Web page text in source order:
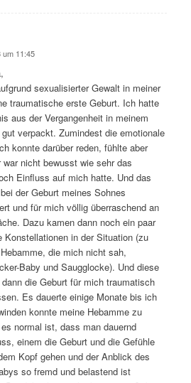
um 11:45
sexualisierter Gewalt in meiner
traumatische erste Geburt. Ich hatte
aus der Vergangenheit in meinem
verpackt. Zumindest die emotionale
konnte darüber reden, fühlte aber
nicht bewusst wie sehr das
Einfluss auf mich hatte. Und das
der Geburt meines Sohnes
und für mich völlig überraschend an
Dazu kamen dann noch ein paar
Konstellationen in der Situation (zu
die mich nicht sah,
Baby und Saugglocke). Und diese
die Geburt für mich traumatisch
Es dauerte einige Monate bis ich
konnte meine Hebamme zu
normal ist, dass man dauernd
einem die Geburt und die Gefühle
Kopf gehen und der Anblick des
so fremd und belastend ist